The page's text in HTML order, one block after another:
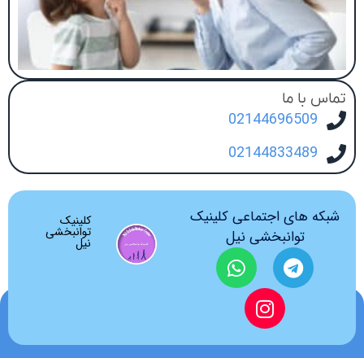
تماس با ما
02144696509
02144833489
کلینیک
توانبخشی
نیل
شبکه های اجتماعی کلینیک
توانبخشی نیل